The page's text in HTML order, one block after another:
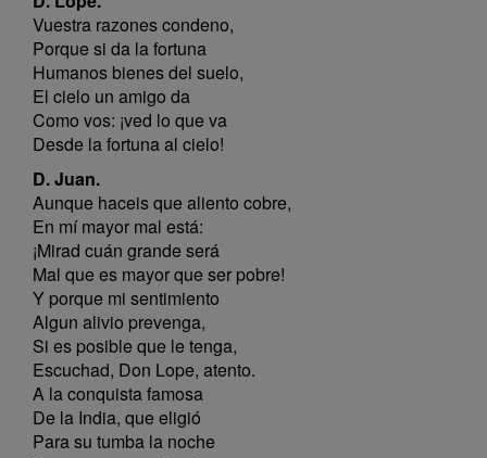
Vuestra razones condeno,
Porque si da la fortuna
Humanos bienes del suelo,
El cielo un amigo da
Como vos: ¡ved lo que va
Desde la fortuna al cielo!
D. Juan.
Aunque haceis que aliento cobre,
En mí mayor mal está:
¡Mirad cuán grande será
Mal que es mayor que ser pobre!
Y porque mi sentimiento
Algun alivio prevenga,
Si es posible que le tenga,
Escuchad, Don Lope, atento.
A la conquista famosa
De la India, que eligió
Para su tumba la noche